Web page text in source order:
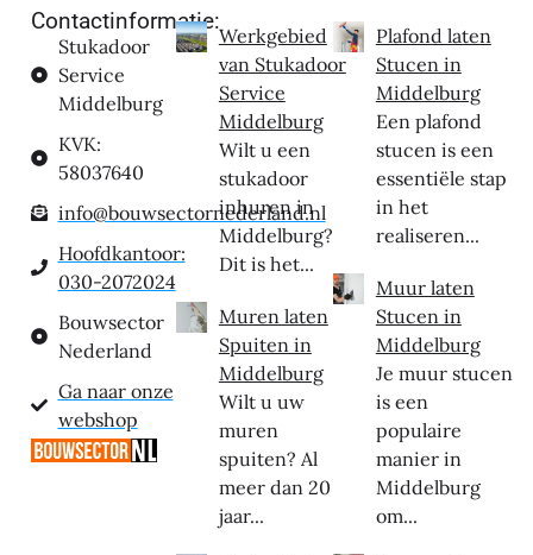
Contactinformatie:
Stukadoor
Service
Middelburg
KVK:
58037640
info@bouwsectornederland.nl
Hoofdkantoor:
030-2072024
Bouwsector
Nederland
Ga naar onze
webshop
Werkgebied
van Stukadoor
Service
Middelburg
Wilt u een
stukadoor
inhuren in
Middelburg?
Dit is het...
Muren laten
Spuiten in
Middelburg
Wilt u uw
muren
spuiten? Al
meer dan 20
jaar...
Plafond laten
Stucen in
Middelburg
Een plafond
stucen is een
essentiële stap
in het
realiseren...
Muur laten
Stucen in
Middelburg
Je muur stucen
is een
populaire
manier in
Middelburg
om...